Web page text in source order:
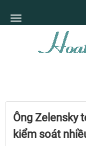
Ông Zelensky
kiểm soát